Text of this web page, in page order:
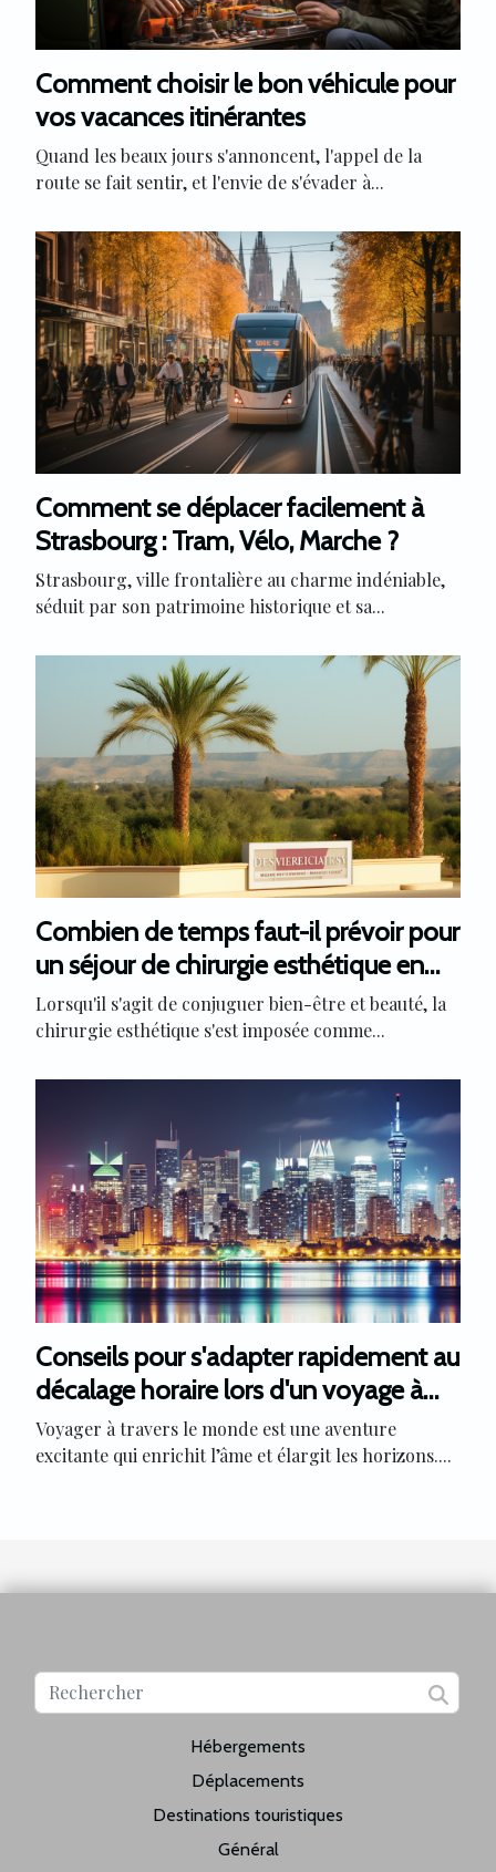
Comment choisir le bon véhicule pour
vos vacances itinérantes
Quand les beaux jours s'annoncent, l'appel de la
route se fait sentir, et l'envie de s'évader à...
Comment se déplacer facilement à
Strasbourg : Tram, Vélo, Marche ?
Strasbourg, ville frontalière au charme indéniable,
séduit par son patrimoine historique et sa...
Combien de temps faut-il prévoir pour
un séjour de chirurgie esthétique en
tunisie
Lorsqu'il s'agit de conjuguer bien-être et beauté, la
chirurgie esthétique s'est imposée comme...
Conseils pour s'adapter rapidement au
décalage horaire lors d'un voyage à
Montréal
Voyager à travers le monde est une aventure
excitante qui enrichit l’âme et élargit les horizons....
Hébergements
Déplacements
Destinations touristiques
Général